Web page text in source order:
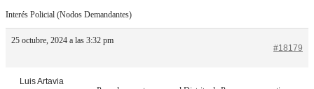
Interés Policial (Nodos Demandantes)
25 octubre, 2024 a las 3:32 pm
#18179
Luis Artavia